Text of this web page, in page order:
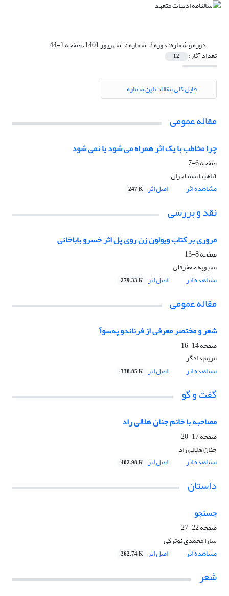
دوره و شماره:دوره 2، شماره 7، شهریور 1401، صفحه 1-44
تعداد آثار: 12
فایل کلی مقالات این شماره
مقاله عمومی
چرا مخاطب با یک اثر همراه می شود یا نمی شود
صفحه6-7
آناهیتا مستاجران
مشاهده اثر
اصل اثر 247 K
نقد و بررسی
مروری بر کتاب ویولون زن روی پل اثر خسرو باباخانی
صفحه8-13
محبوبه جعفرقلی
مشاهده اثر
اصل اثر 279.33 K
مقاله عمومی
شعر و مختصر معرفی از فرناندو په‌سوآ
صفحه14-16
مریم دادگر
مشاهده اثر
اصل اثر 338.85 K
گفت و گو
مصاحبه با خانم جنان هلالی راد
صفحه17-20
جنان هلالی راد
مشاهده اثر
اصل اثر 402.98 K
داستان
جستجو
صفحه22-27
سارا محمدی نوترکی
مشاهده اثر
اصل اثر 262.74 K
شعر